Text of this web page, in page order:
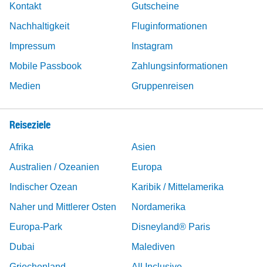
Kontakt
Gutscheine
Nachhaltigkeit
Fluginformationen
Impressum
Instagram
Mobile Passbook
Zahlungsinformationen
Medien
Gruppenreisen
Reiseziele
Afrika
Asien
Australien / Ozeanien
Europa
Indischer Ozean
Karibik / Mittelamerika
Naher und Mittlerer Osten
Nordamerika
Europa-Park
Disneyland® Paris
Dubai
Malediven